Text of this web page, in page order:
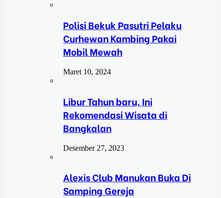
Polisi Bekuk Pasutri Pelaku
Curhewan Kambing Pakai
Mobil Mewah
Maret 10, 2024
Libur Tahun baru, Ini
Rekomendasi Wisata di
Bangkalan
Desember 27, 2023
Alexis Club Manukan Buka Di
Samping Gereja